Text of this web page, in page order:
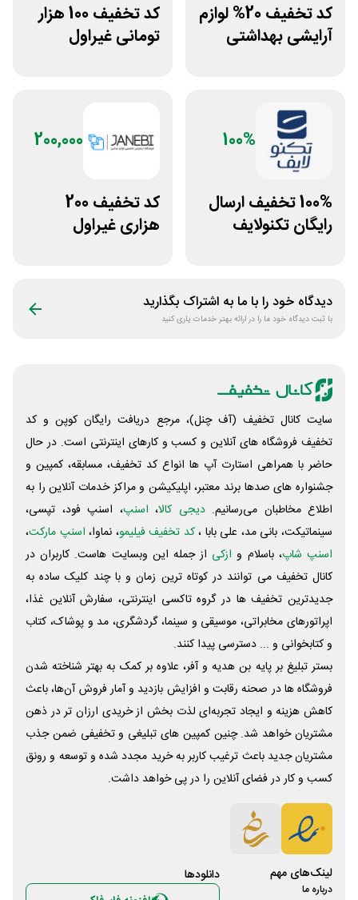
کد تخفیف 20% لوازم
آرایشی بهداشتی
کد تخفیف 100 هزار
تومانی غیراول
100%
100% تخفیف ارسال
رایگان تکنولایف
200,000
کد تخفیف 200
هزاری غیراول
دیدگاه خود را با ما به اشتراک بگذارید
با ثبت دیدگاه خود ما را در ارائه بهتر خدمات یاری کنید
سایت کانال تخفیف (آف چنل)، مرجع دریافت رایگان کوپن و کد
تخفیف فروشگاه های آنلاین و کسب و‌ کارهای اینترنتی است. در حال
حاضر با همراهی استارت آپ ها انواع کد تخفیف، مسابقه، کمپین و
جشنواره های صدها برند معتبر، اپلیکیشن و مراکز خدمات آنلاین را به
اطلاع مخاطبان می‌رسانیم. دیجی کالا، اسنپ، اسنپ فود، تپسی،
سینماتیکت، بانی مد، علی‌ بابا ،کد تخفیف فیلیمو، نماوا، اسنپ مارکت،
اسنپ شاپ، باسلام و ازکی از جمله این وبسایت ‌هاست. کاربران در
کانال تخفیف می توانند در کوتاه ترین زمان و با چند کلیک ساده به
جدیدترین تخفیف ها در گروه تاکسی اینترنتی، سفارش آنلاین غذا،
اپراتورهای مخابراتی، موسیقی و سینما، گردشگری، مد و پوشاک، کتاب
و کتابخوانی و ... دسترسی پیدا کنند.
بستر تبلیغ بر پایه بن هدیه و آفر، علاوه بر کمک به بهتر شناخته شدن
فروشگاه ها در صحنه رقابت و افزایش بازدید و آمار فروش آن‌ها، باعث
کاهش هزینه و ایجاد تجربه‌ای لذت بخش از خریدی ارزان تر در ذهن
مشتریان خواهد شد. چنین کمپین های تبلیغی و تخفیفی ضمن جذب
مشتریان جدید باعث ترغیب کاربر به خرید مجدد شده و توسعه و رونق
کسب و کار در فضای آنلاین را در پی خواهد داشت.
لینک‌های مهم
درباره ما
دانلود‌ها